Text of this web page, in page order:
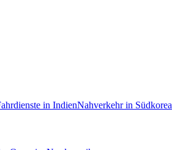
in IndienNahverkehr in Südkorea